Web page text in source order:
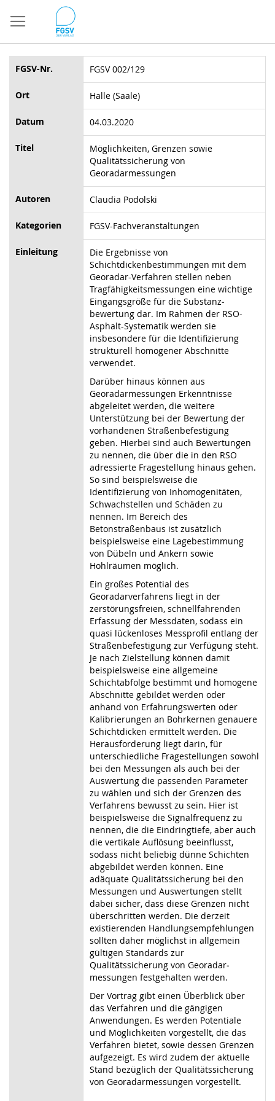
zum
Inhalt
FGSV-Nr. FGSV 002/129
Ort Halle (Saale)
Datum 04.03.2020
Titel
Möglichkeiten, Grenzen sowie
Qualitätssicherung von
Georadarmessungen
Autoren Claudia Podolski
Kategorien FGSV-Fachveranstaltungen
Einleitung
Die Ergebnisse von
Schichtdickenbestimmungen mit dem
Georadar-Verfahren stellen neben
Tragfähigkeitsmessungen eine wichtige
Eingangsgröße für die Substanz­
bewertung dar. Im Rahmen der RSO-
Asphalt-Systematik werden sie
insbesondere für die Identifizierung
strukturell homogener Abschnitte
verwendet.
Darüber hinaus können aus
Georadarmessungen Erkenntnisse
abgeleitet werden, die weitere
Unterstützung bei der Bewertung der
vorhandenen Straßenbefestigung
geben. Hierbei sind auch Bewertungen
zu nennen, die über die in den RSO
adressierte Fragestellung hinaus gehen.
So sind beispielsweise die
Identifizierung von Inhomogenitäten,
Schwachstellen und Schäden zu
nennen. Im Bereich des
Betonstraßenbaus ist zusätzlich
beispielsweise eine Lagebestimmung
von Dübeln und Ankern sowie
Hohlräumen möglich.
Ein großes Potential des
Georadarverfahrens liegt in der
zerstörungsfreien, schnellfahrenden
Erfassung der Messdaten, sodass ein
quasi lückenloses Messprofil entlang der
Straßenbefestigung zur Verfügung steht.
Je nach Zielstellung können damit
beispielsweise eine allgemeine
Schichtabfolge bestimmt und homogene
Abschnitte gebildet werden oder
anhand von Erfahrungswerten oder
Kalibrierungen an Bohrkernen genauere
Schichtdicken ermittelt werden. Die
Herausforderung liegt darin, für
unterschiedliche Fragestellungen sowohl
bei den Messungen als auch bei der
Auswertung die passenden Parameter
zu wählen und sich der Grenzen des
Verfahrens bewusst zu sein. Hier ist
beispielsweise die Signalfrequenz zu
nennen, die die Eindringtiefe, aber auch
die vertikale Auflösung beeinflusst,
sodass nicht beliebig dünne Schichten
abgebildet werden können. Eine
adäquate Qualitätssicherung bei den
Messungen und Auswertungen stellt
dabei sicher, dass diese Grenzen nicht
überschritten werden. Die derzeit
existierenden Handlungsempfehlungen
sollten daher möglichst in allgemein
gültigen Standards zur
Qualitätssicherung von Georadar­
messungen festgehalten werden.
Der Vortrag gibt einen Überblick über
das Verfahren und die gängigen
Anwendungen. Es werden Potentiale
und Möglichkeiten vorgestellt, die das
Verfahren bietet, sowie dessen Grenzen
aufgezeigt. Es wird zudem der aktuelle
Stand bezüglich der Qualitätssicherung
von Georadarmessungen vorgestellt.